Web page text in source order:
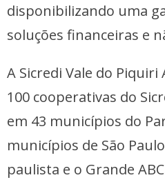
disponibilizando uma
soluções financeiras e
A Sicredi Vale do Piquiri
100 cooperativas do
em 43 municípios do
municípios de São
paulista e o Grande